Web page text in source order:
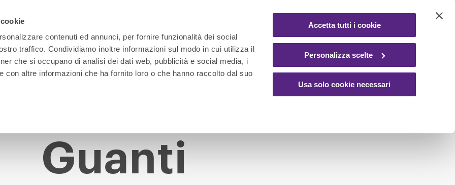
contenuti ed annunci, per fornire funzionalità dei social
traffico. Condividiamo inoltre informazioni sul modo in cui utilizza il
che si occupano di analisi dei dati web, pubblicità e social media, i
con altre informazioni che ha fornito loro o che hanno raccolto dal suo
Accetta tutti i cookie
Personalizza scelte
Usa solo cookie necessari
Guanti